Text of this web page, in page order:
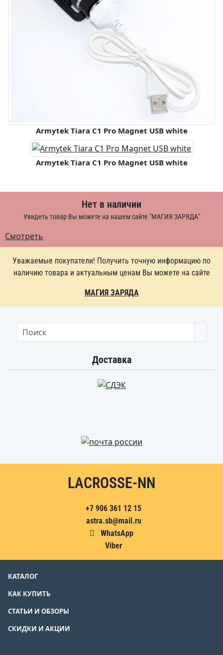
Armytek Tiara C1 Pro Magnet USB white
Armytek Tiara C1 Pro Magnet USB white
Нет в наличии
Увидеть товар Вы можете на нашем сайте "МАГИЯ ЗАРЯДА"
Смотреть
Уважаемые покупатели! Получить точную информацию по
наличию товара и актуальным ценам Вы можете на сайте
МАГИЯ ЗАРЯДА
Доставка
LACROSSE-NN
+7 906 361 12 15
astra.sb@mail.ru
WhatsApp
Viber
КАТАЛОГ
КАК КУПИТЬ
СТАТЬИ И ОБЗОРЫ
СКИДКИ И АКЦИИ